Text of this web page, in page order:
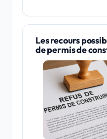
Les recours
de permis de